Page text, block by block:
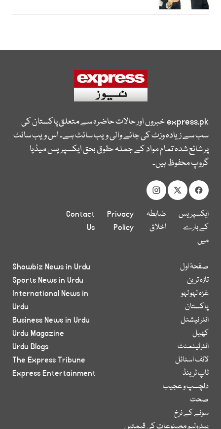
express.pkخبروں اور حالات حاضرہ سے متعلق پاکستان کی
سب سے زیادہ وزٹ کی جانے والی ویب سائٹ ہے۔ اس ویب سائٹ
پر شائع شدہ تمام مواد کے جملہ حقوق بحق ایکسپریس میڈیا
گروپ محفوظ ہیں۔
ایکسپریس
کے بارے
میں
ضابطہ
اخلاق
Privacy
Policy
Contact
Us
صفحۂ اول
تازہ ترین
غزہ لہو لہو
پاکستان
انٹر نیشنل
کھیل
انٹرٹینمنٹ
لائف اسٹائل
ٹاپ ٹرینڈ
دلچسپ و عجیب
صحت
سونے کے نرخ
پیٹرولیم مصنوعات کی قیمتیں
Showbiz News in Urdu
Sports News in Urdu
International News in
Urdu
Business News in Urdu
Urdu Magazine
Urdu Blogs
The Express Tribune
Express Entertainment